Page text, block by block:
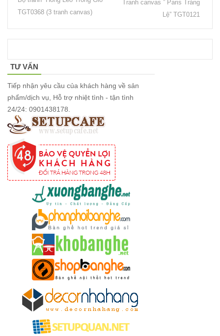
vườn, ban
thượng
Set bàn ghế
tiếp khách
văn phòng
ghế bọc vải
màu xám
Bộ bàn ghế
tiếp khách
studio, văn
phòng, căn
gaming, ghế
streamer
đẹp giá tốt
tại HCM
TGT0368 (3 tranh canvas)
Tranh canvas ” Paris Tráng
Lệ” TGT0121
TƯ VẤN
Tiếp nhận yêu cầu của khách hàng về sản
phẩm/dịch vụ, Hỗ trợ nhiệt tình - tận tình
24/24: 0901438178.